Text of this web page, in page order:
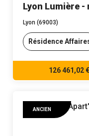
Lyon (69003)
Résidence
126 461,02
ANCIEN